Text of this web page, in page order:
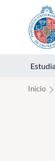
Click acá para
Inicio